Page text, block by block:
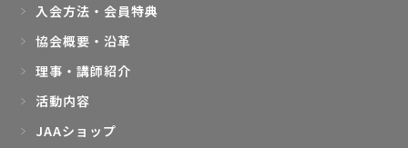
入会方法・会員特典
協会概要・沿革
理事・講師紹介
活動内容
JAAショップ